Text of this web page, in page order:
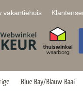
vakantiehuis
Blue Bay/Blauw Baai